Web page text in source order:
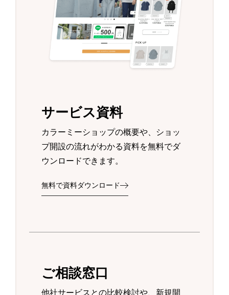
サービス資料
カラーミーショップの概要や、ショッ
プ開設の流れがわかる資料を無料でダ
ウンロードできます。
無料で資料ダウンロード
ご相談窓口
他社サービスとの比較検討や、新規開